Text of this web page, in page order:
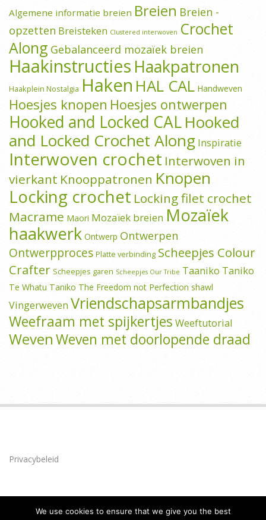
Algemene informatie breien Breien Breien -
opzetten Breisteken Clustered interwoven Crochet
Along Gebalanceerd mozaïek breien
Haakinstructies Haakpatronen
Haakplein Nostalgia Haken HAL CAL Handweven
Hoesjes knopen Hoesjes ontwerpen
Hooked and Locked CALHooked
and Locked Crochet Along Inspiratie
Interwoven crochet Interwoven in
vierkant Knooppatronen Knopen
Locking crochet Locking filet crochet
Macrame Maori Mozaïek breien Mozaïek
haakwerk Ontwerp Ontwerpen
Ontwerpproces Platte verbinding Scheepjes Colour
Crafter Scheepjes garen Scheepjes Our Tribe Taaniko Taniko
Te Whatu Taniko The Freedom not Perfection shawl
Vingerweven Vriendschapsarmbandjes
Weefraam met spijkertjes Weeftutorial
WevenWeven met doorlopende draad
Privacybeleid
We use cookies to ensure that we give you the best